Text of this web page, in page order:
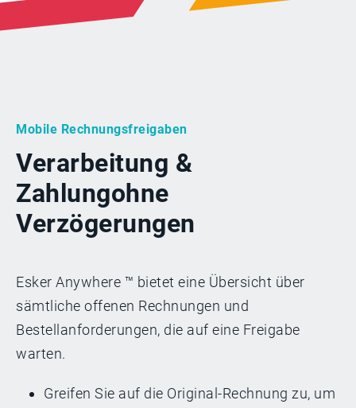
Mobile Rechnungsfreigaben
Verarbeitung &
Zahlungohne
Verzögerungen
Esker Anywhere ™ bietet eine Übersicht über
sämtliche offenen Rechnungen und
Bestellanforderungen, die auf eine Freigabe
warten.
Greifen Sie auf die Original-Rechnung zu, um